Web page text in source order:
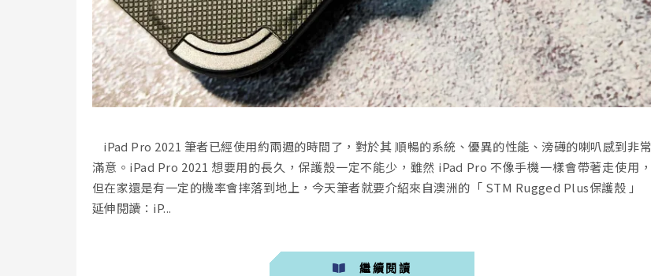
iPad Pro 2021 筆者已經使用約兩週的時間了，對於其 順暢的系統、優異的性能、滂礡的喇叭感到非常
滿意。iPad Pro 2021 想要用的長久，保護殼一定不能少，雖然 iPad Pro 不像手機一樣會帶著走使用，
但在家還是有一定的機率會摔落到地上，今天筆者就要介紹來自澳洲的「 STM Rugged Plus保護殼 」
延伸閱讀：iP...
繼續閱讀